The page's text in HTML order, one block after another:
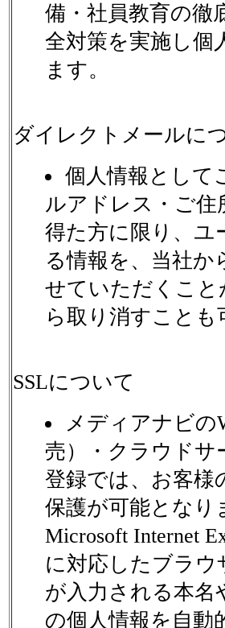
備・社員教育の徹
全対策を実施し個
ます。
ダイレクトメールに
個人情報として
ルアドレス・ご住
得た方に限り、ユ
る情報を、当社か
せていただくこ
ら取り消すことも
SSLについて
メディアナビの
売）・クラウド
登録では、お客様
保護が可能となり
Microsoft Internet
に対応したブラ
が入力される本名
の個人情報を自動